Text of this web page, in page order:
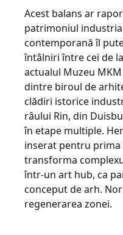
Acest balans ar
patrimoniul
contemporană îl
întâlniri între cei de
actualul Muzeu
dintre biroul de
clădiri istorice
râului Rin, din
în etape multiple.
inserat pentru prima
transforma
într-un art hub, ca
conceput de arh.
regenerarea zonei.